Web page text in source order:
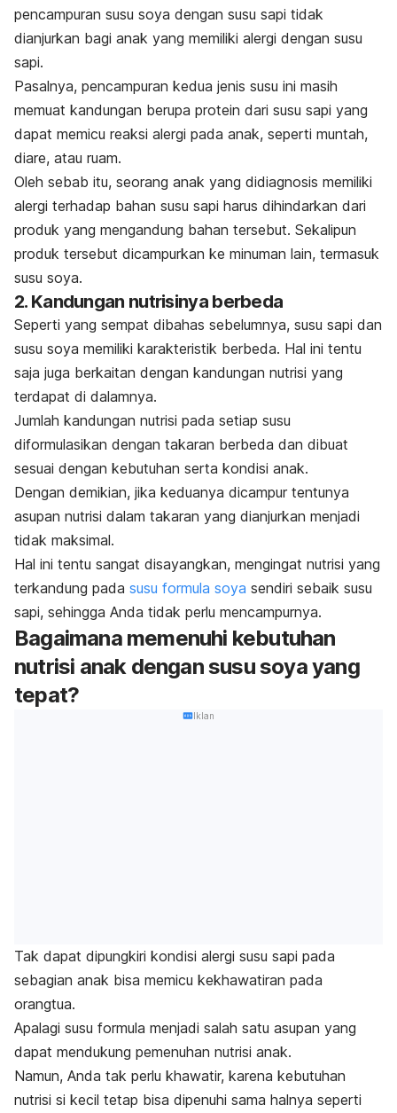
pencampuran susu soya dengan susu sapi tidak
dianjurkan bagi anak yang memiliki alergi dengan susu
sapi.
Pasalnya, pencampuran kedua jenis susu ini masih
memuat kandungan berupa protein dari susu sapi yang
dapat memicu reaksi alergi pada anak, seperti muntah,
diare, atau ruam.
Oleh sebab itu, seorang anak yang didiagnosis memiliki
alergi terhadap bahan susu sapi harus dihindarkan dari
produk yang mengandung bahan tersebut. Sekalipun
produk tersebut dicampurkan ke minuman lain, termasuk
susu soya.
2. Kandungan nutrisinya berbeda
Seperti yang sempat dibahas sebelumnya, susu sapi dan
susu soya memiliki karakteristik berbeda. Hal ini tentu
saja juga berkaitan dengan kandungan nutrisi yang
terdapat di dalamnya.
Jumlah kandungan nutrisi pada setiap susu
diformulasikan dengan takaran berbeda dan dibuat
sesuai dengan kebutuhan serta kondisi anak.
Dengan demikian, jika keduanya dicampur tentunya
asupan nutrisi dalam takaran yang dianjurkan menjadi
tidak maksimal.
Hal ini tentu sangat disayangkan, mengingat nutrisi yang
terkandung pada susu formula soya sendiri sebaik susu
sapi, sehingga Anda tidak perlu mencampurnya.
Bagaimana memenuhi kebutuhan
nutrisi anak dengan susu soya yang
tepat?
Iklan
Tak dapat dipungkiri kondisi alergi susu sapi pada
sebagian anak bisa memicu kekhawatiran pada
orangtua.
Apalagi susu formula menjadi salah satu asupan yang
dapat mendukung pemenuhan nutrisi anak.
Namun, Anda tak perlu khawatir, karena kebutuhan
nutrisi si kecil tetap bisa dipenuhi sama halnya seperti